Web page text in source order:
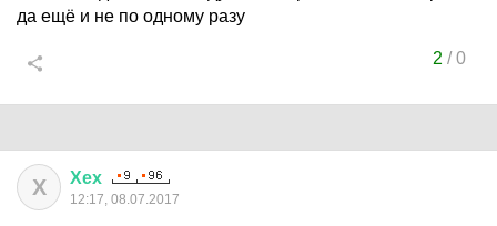
да ещё и не по одному разу
2 /0
Х Хех
12:17, 08.07.2017